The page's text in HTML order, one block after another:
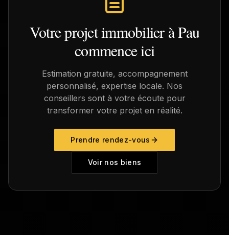
Votre projet immobilier àPau
commence ici
Estimation gratuite, accompagnement
personnalisé, expertise locale. Nos
conseillers sont à votre écoute pour
transformer votre projet en réalité.
Prendre rendez-vous
Voir nos biens